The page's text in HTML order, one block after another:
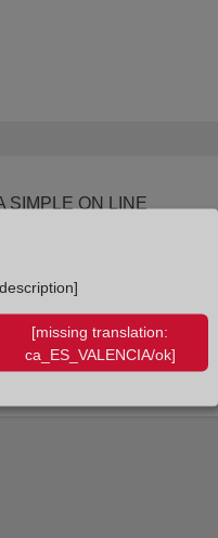
SIMPLE ON LINE
Registradores.
soldado, de Rebecca
learnMore]
[missing translation:
ca_ES_VALENCIA/ok]